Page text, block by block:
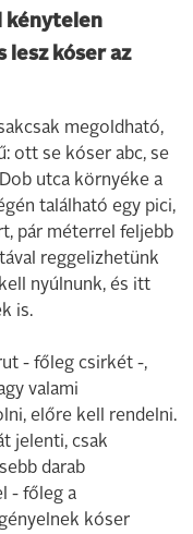
kénytelen
lesz kóser az
megoldható,
ott se kóser abc, se
utca környéke a
található egy pici,
pár méterrel feljebb
reggelizhetünk
nyúlnunk, és itt
is.
- főleg csirkét -,
valami
előre kell rendelni.
jelenti, csak
darab
- főleg a
kóser